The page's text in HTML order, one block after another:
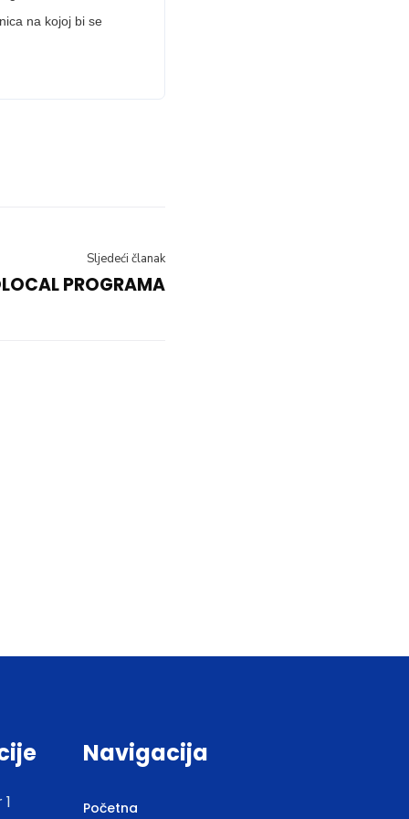
na kojoj bi se
Sljedeći članak
PROGRAMA
Navigacija
Početna